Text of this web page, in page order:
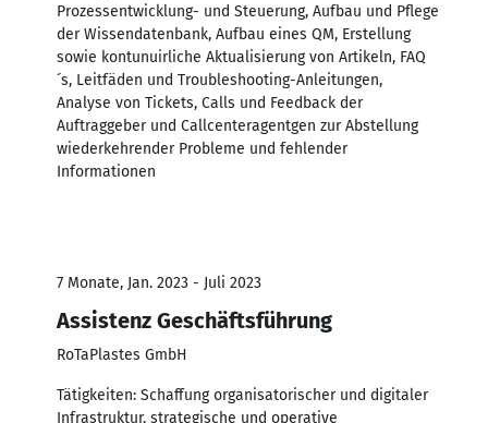
Prozessentwicklung- und Steuerung, Aufbau und Pflege
der Wissendatenbank, Aufbau eines QM, Erstellung
sowie kontunuirliche Aktualisierung von Artikeln, FAQ
´s, Leitfäden und Troubleshooting-Anleitungen,
Analyse von Tickets, Calls und Feedback der
Auftraggeber und Callcenteragentgen zur Abstellung
wiederkehrender Probleme und fehlender
Informationen
7 Monate, Jan. 2023 - Juli 2023
Assistenz Geschäftsführung
RoTaPlastes GmbH
Tätigkeiten: Schaffung organisatorischer und digitaler
Infrastruktur, strategische und operative